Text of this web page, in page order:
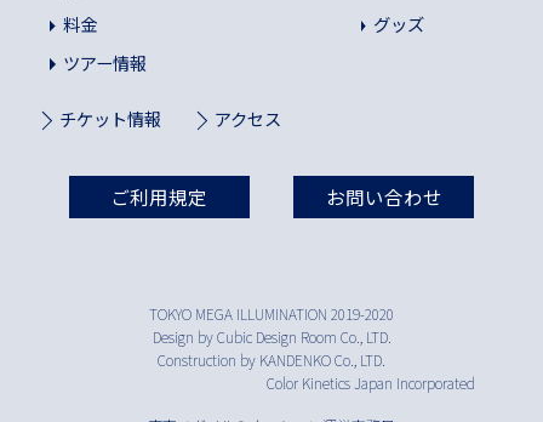
料金
ツアー情報
グッズ
チケット情報 アクセス
ご利用規定 お問い合わせ
TOKYO MEGA ILLUMINATION 2019-2020
Design by Cubic Design Room Co., LTD.
Construction by KANDENKO Co., LTD.
Color Kinetics Japan Incorporated